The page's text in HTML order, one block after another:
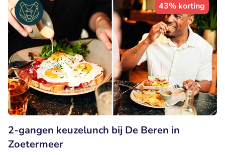
43% korting
2-gangen keuzelunch bij De Beren in
Zoetermeer